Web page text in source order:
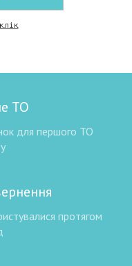
ТО
для першого ТО
протягом